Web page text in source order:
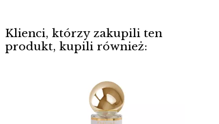
Klienci, którzy zakupili ten
produkt, kupili również: